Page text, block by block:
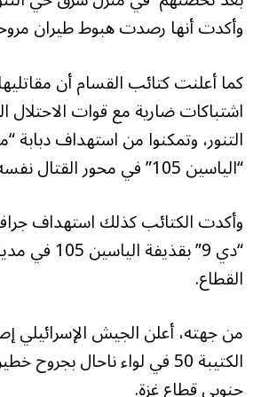
وأكدت أنها رصدت هبوط طيران
كما أعلنت كتائب القسام أن
اشتباكات ضارية مع قوات
التنور، وتمكنوا من استهداف دبابة
“الياسين 105” في محور القتال نفسه.
وأكدت الكتائب كذلك استهداف
“دي 9” بقذيفة
القطاع.
من جهته، أعلن الجيش الإسرائيلي
الكتيبة 50 في لواء ناحال
جنوبي قطاع غزة.